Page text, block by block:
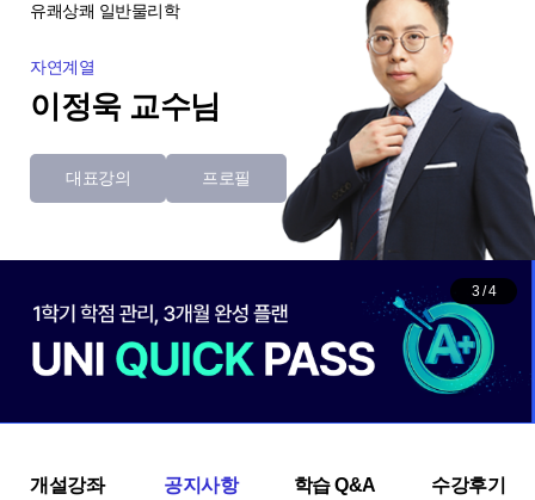
유쾌상쾌 일반물리학
자연계열
이정욱 교수님
대표강의 프로필
3/4
개설강좌 공지사항 학습 Q&A 수강후기